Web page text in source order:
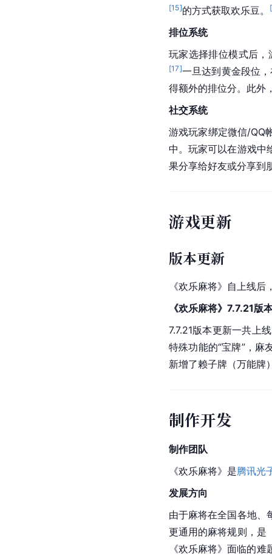
[15]的方式获取欢乐豆。 [
排位系统
玩家选择排位模式后
[17]一旦达到黄金段位
得额外的排位分。此外
社交系统
游戏玩家绑定微信/QQ
中。玩家可以在游戏中
果分享给好友或分享到
游戏更新
版本更新
《欢乐麻将》自上线
《欢乐麻将》7.7.21版
7.7.21版本更新一共上
特殊功能的“宝牌”，麻
新增了赖子牌（万能牌
制作开发
制作团队
《欢乐麻将》是腾讯光
发展方向
由于麻将在全国各地、
更通用的麻将规则，是
《欢乐麻将》面临的